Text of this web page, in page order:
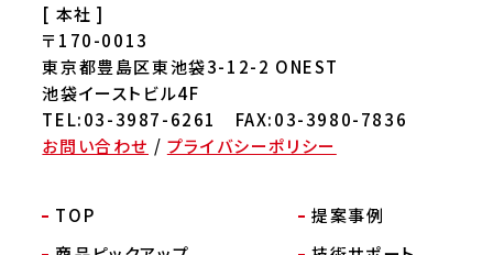
[ 本社 ]
〒170-0013
東京都豊島区東池袋3-12-2 ONEST
池袋イーストビル4F
TEL:03-3987-6261 FAX:03-3980-7836
お問い合わせ / プライバシーポリシー
TOP
提案事例